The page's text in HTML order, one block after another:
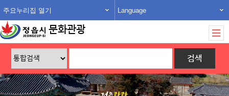
주요누리집 열기 Language
문화관광